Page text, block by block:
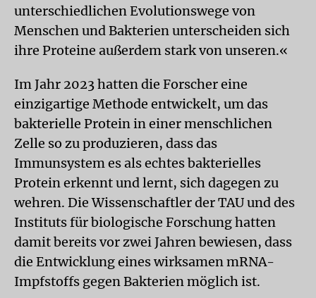
unterschiedlichen Evolutionswege von
Menschen und Bakterien unterscheiden sich
ihre Proteine außerdem stark von unseren.«
Im Jahr 2023 hatten die Forscher eine
einzigartige Methode entwickelt, um das
bakterielle Protein in einer menschlichen
Zelle so zu produzieren, dass das
Immunsystem es als echtes bakterielles
Protein erkennt und lernt, sich dagegen zu
wehren. Die Wissenschaftler der TAU und des
Instituts für biologische Forschung hatten
damit bereits vor zwei Jahren bewiesen, dass
die Entwicklung eines wirksamen mRNA-
Impfstoffs gegen Bakterien möglich ist.